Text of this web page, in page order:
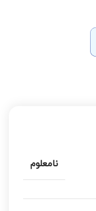
نامعلوم